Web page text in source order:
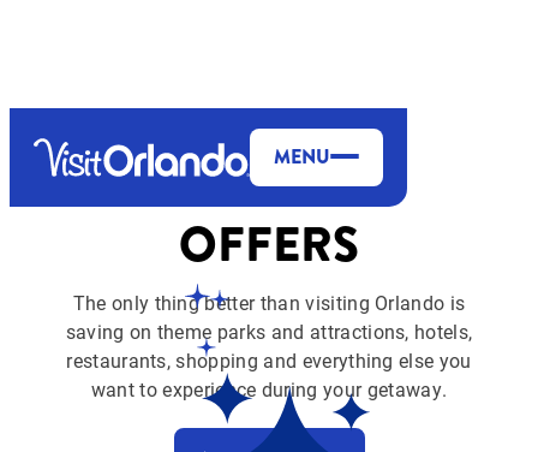
MENU
OFFERS
The only thing better than visiting Orlando is
saving on theme parks and attractions, hotels,
restaurants, shopping and everything else you
want to experience during your getaway.